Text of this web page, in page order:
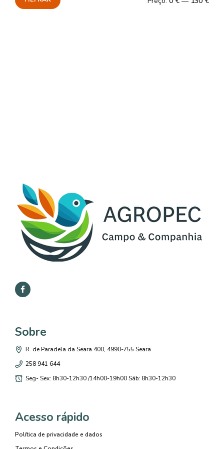
Sobre
R. de Paradela da Seara 400, 4990-755 Seara
258 941 644
Seg- Sex: 8h30-12h30 /14h00-19h00 Sáb: 8h30-12h30
Acesso rápido
Política de privacidade e dados